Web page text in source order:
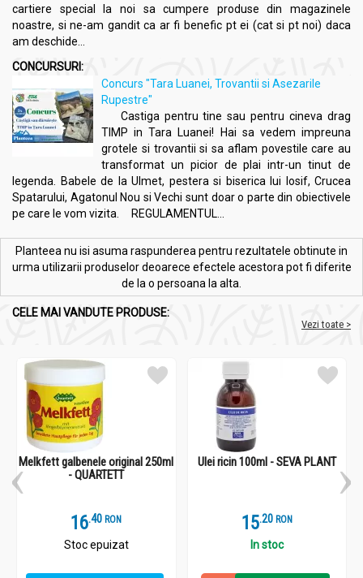
Precauții, atenționări și sfaturi:
Datorită procesului de producție într-o unitate în care se
procesează soia, nuci, fructe cu coajă lemnoasă și
făinuri care conțin gluten, se recomandă precauție în
cazul persoanelor cu alergii sau intoleranțe la aceste
ingrediente.
De asemenea, se recomandă păstrarea produsului la loc
uscat și răcoros pentru a menține prospețimea și
calitatea gustului.
Valabilitate:1 luna de la data fabricației.
Mod de consum:
Tort biscuiti vegan artizanal 150g - AMBROZIA
băutură caldă sau rece, sau poate fi inclus în deserturi
uri vegane pentru o experiență gustativă desăvârșită.
De asemenea, poate fi împărțit cu cei dragi în momente
speciale sau poate fi oferit ca un cadou apreciat pentru
a împărți bucuria și aroma autentică a tradiției
gastronomice românești.
cartiere special la noi sa cumpere produse din magazinele
noastre, si ne-am gandit ca ar fi benefic pt ei (cat si pt noi) daca
am deschide...
CONCURSURI:
Concurs "Tara Luanei, Trovantii si Asezarile
Rupestre"
Castiga pentru tine sau pentru cineva drag
TIMP in Tara Luanei! Hai sa vedem impreuna
grotele si trovantii si sa aflam povestile care au
transformat un picior de plai intr-un tinut de
legenda. Babele de la Ulmet, pestera si biserica lui Iosif, Crucea
Spatarului, Agatonul Nou si Vechi sunt doar o parte din obiectivele
pe care le vom vizita. REGULAMENTUL...
Planteea nu isi asuma raspunderea pentru rezultatele obtinute in
urma utilizarii produselor deoarece efectele acestora pot fi diferite
de la o persoana la alta.
CELE MAI VANDUTE PRODUSE:
Vezi toate >
Melkfett galbenele original 250ml
- QUARTETT
16.4 RON
Stoc epuizat
Ulei ricin 100ml - SEVA PLANT
15.2 RON
In stoc